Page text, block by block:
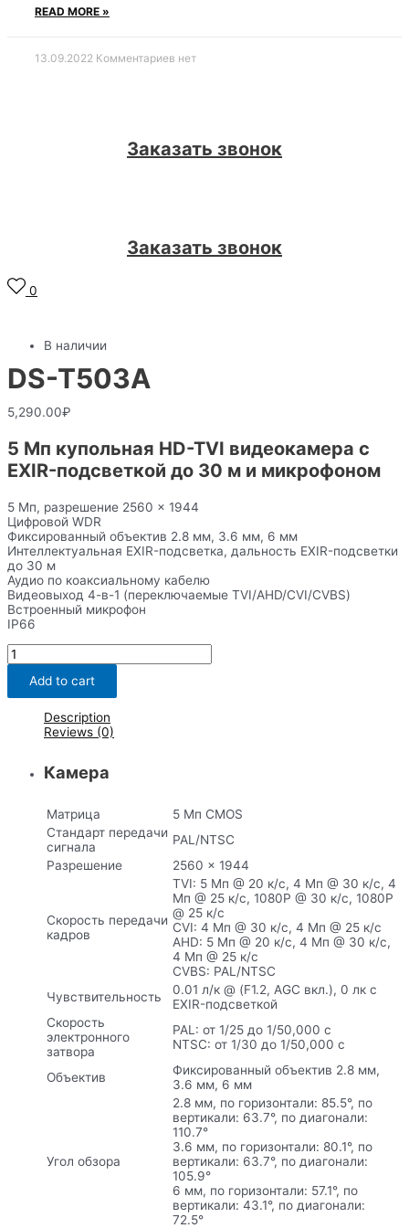
READ MORE »
13.09.2022 Комментариев нет
Заказать звонок
Заказать звонок
0
В наличии
DS-T503A
5,290.00₽
5 Мп купольная HD-TVI видеокамера с
EXIR-подсветкой до 30 м и микрофоном
5 Мп, разрешение 2560 × 1944
Цифровой WDR
Фиксированный объектив 2.8 мм, 3.6 мм, 6 мм
Интеллектуальная EXIR-подсветка, дальность EXIR-подсветки
до 30 м
Аудио по коаксиальному кабелю
Видеовыход 4-в-1 (переключаемые TVI/AHD/CVI/CVBS)
Встроенный микрофон
IP66
DS-
T503A
quantity
Add to cart
Description
Reviews (0)
Камера
Матрица
5 Мп CMOS
Стандарт передачи
сигнала
PAL/NTSC
Разрешение
2560 × 1944
Скорость передачи
кадров
TVI: 5 Мп @ 20 к/с, 4 Мп @ 30 к/с, 4
Мп @ 25 к/с, 1080P @ 30 к/с, 1080P
@ 25 к/с
CVI: 4 Мп @ 30 к/с, 4 Мп @ 25 к/с
AHD: 5 Мп @ 20 к/с, 4 Мп @ 30 к/с,
4 Мп @ 25 к/с
CVBS: PAL/NTSC
Чувствительность
0.01 л/к @ (F1.2, AGC вкл.), 0 лк с
EXIR-подсветкой
Скорость
электронного
затвора
PAL: от 1/25 до 1/50,000 с
NTSC: от 1/30 до 1/50,000 с
Объектив
Фиксированный объектив 2.8 мм,
3.6 мм, 6 мм
Угол обзора
2.8 мм, по горизонтали: 85.5°, по
вертикали: 63.7°, по диагонали:
110.7°
3.6 мм, по горизонтали: 80.1°, по
вертикали: 63.7°, по диагонали:
105.9°
6 мм, по горизонтали: 57.1°, по
вертикали: 43.1°, по диагонали:
72.5°